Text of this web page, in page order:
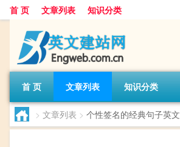
首 页 文章列表 知识分类
首 页 文章列表 知识分类
> 文章列表 > 个性签名的经典句子英文